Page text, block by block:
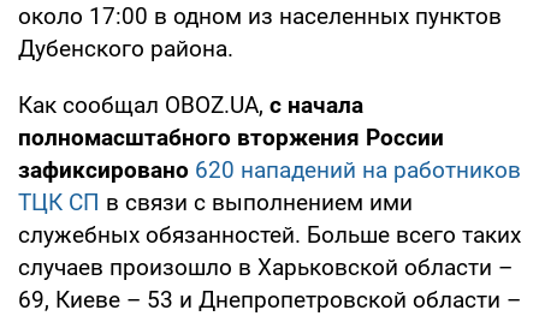
около 17:00 в одном из населенных пунктов
Дубенского района.
Как сообщал OBOZ.UA, с начала
полномасштабного вторжения России
зафиксировано 620 нападений на работников
ТЦК СП в связи с выполнением ими
служебных обязанностей. Больше всего таких
случаев произошло в Харьковской области –
69, Киеве – 53 и Днепропетровской области –